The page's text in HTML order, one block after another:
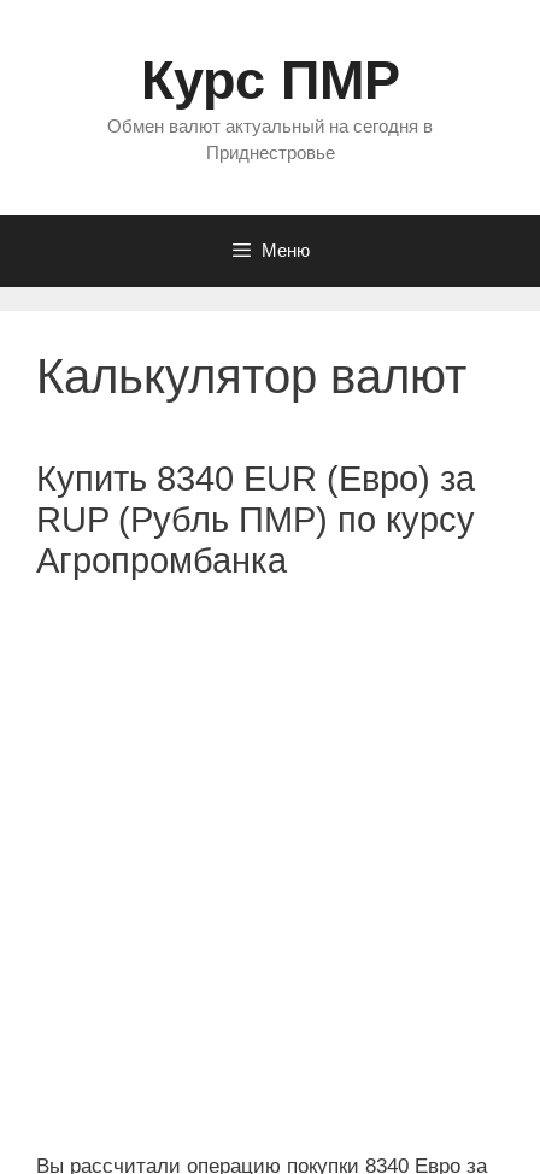
Курс ПМР
Обмен валют актуальный на сегодня в
Приднестровье
Меню
Калькулятор валют
Купить 8340 EUR (Евро) за
RUP (Рубль ПМР) по курсу
Агропромбанка
Вы рассчитали операцию покупки 8340 Евро за